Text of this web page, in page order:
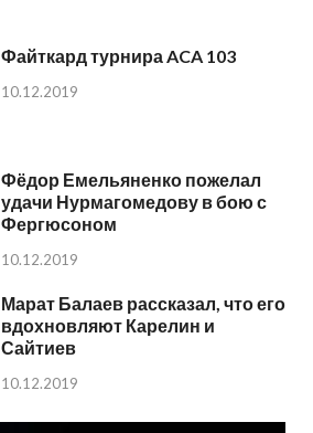
Файткард турнира ACA 103
10.12.2019
Фёдор Емельяненко пожелал
удачи Нурмагомедову в бою с
Фергюсоном
10.12.2019
Марат Балаев рассказал, что его
вдохновляют Карелин и
Сайтиев
10.12.2019